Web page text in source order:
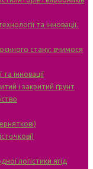
та інновації.
стану: вчимося
інновації
і закритий ґрунт
логістики ягід